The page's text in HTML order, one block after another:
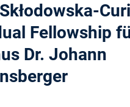
Fellowship
Dr. Johann